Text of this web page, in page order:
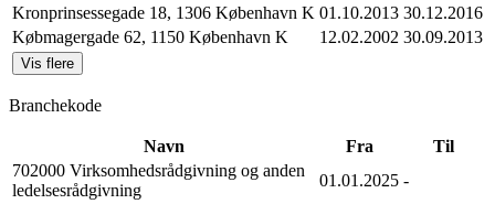
Kronprinsessegade 18, 1306 København K 01.10.2013 30.12.2016
Købmagergade 62, 1150 København K
12.02.2002 30.09.2013
Vis flere
Branchekode
Navn Fra
Til
702000 Virksomhedsrådgivning og anden
ledelsesrådgivning
01.01.2025 -